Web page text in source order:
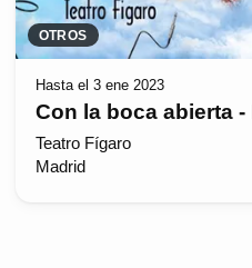
OTROS
Hasta el 3 ene 2023
Con la boca abierta -
Teatro Fígaro
Madrid